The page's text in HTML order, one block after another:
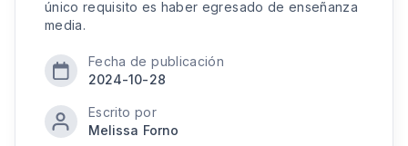
único requisito es haber egresado de enseñanza
media.
Fecha de publicación
2024-10-28
Escrito por
Melissa Forno